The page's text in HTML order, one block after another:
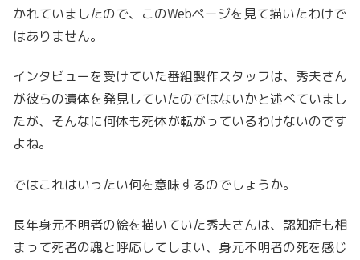
かれていましたので、このWebページを見て描いたわけで
はありません。
インタビューを受けていた番組製作スタッフは、秀夫さん
が彼らの遺体を発見していたのではないかと述べていまし
たが、そんなに何体も死体が転がっているわけないのです
よね。
ではこれはいったい何を意味するのでしょうか。
長年身元不明者の絵を描いていた秀夫さんは、認知症も相
まって死者の魂と呼応してしまい、身元不明者の死を感じ